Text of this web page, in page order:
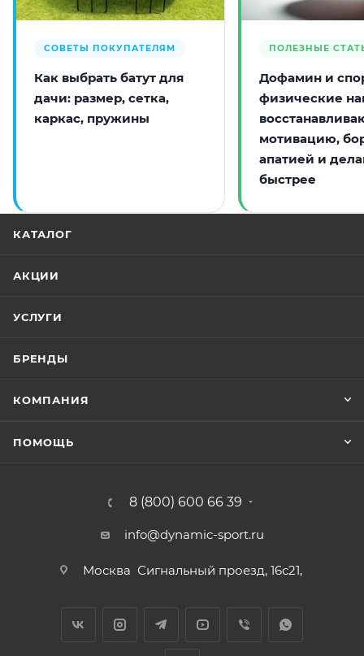
СОВЕТЫ ПОКУПАТЕЛЯМ
Как выбрать батут для
дачи: размер, сетка,
каркас, пружины
ПОЛЕЗНЫЕ
Дофамин и
физические
мотивацию,
апатией и
быстрее
КАТАЛОГ
АКЦИИ
УСЛУГИ
БРЕНДЫ
КОМПАНИЯ
ПОМОЩЬ
8 (800) 600 66 39
info@dynamic-sport.ru
Москва Сигнальный проезд, 16с21,